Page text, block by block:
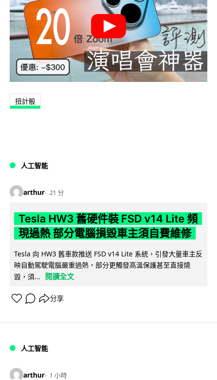
扭計骰
人工智能
arthur 21 分
Tesla HW3 舊硬件裝 FSD v14 Lite 頻
現過熱 部分電腦損毀車主須自費維修
Tesla 向 HW3 舊車款推送 FSD v14 Lite 系統，引發大量車主反
映自動駕駛電腦嚴重過熱，部分更觸發高溫保護甚至直接燒
毀，須...
閱讀全文
分享
人工智能
arthur 1 小時